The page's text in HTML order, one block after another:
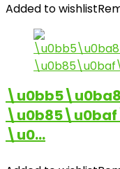
Added to wishlist
\u0…